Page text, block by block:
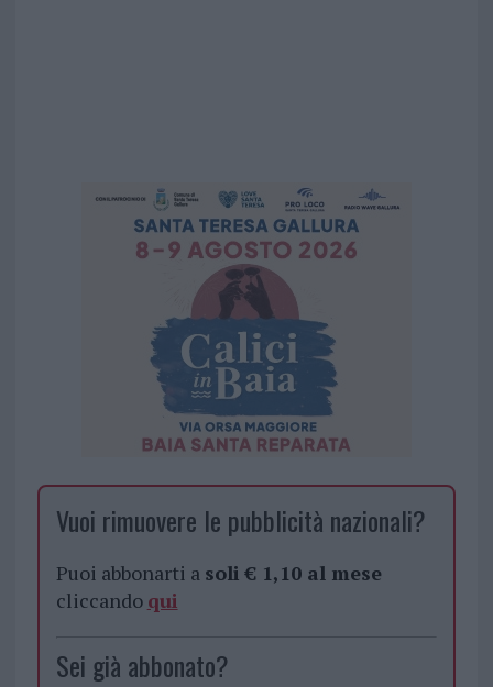
Vuoi rimuovere le pubblicità nazionali?
Puoi abbonarti a soli € 1,10 al mese
cliccando qui
Sei già abbonato?